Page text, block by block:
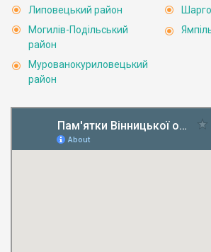
Липовецький район
Могилів-Подільський
район
Мурованокуриловецький
район